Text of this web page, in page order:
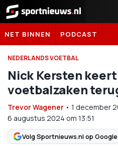
Sportnieuws.nl
NET BINNEN PODCAST
NEDERLANDS VOETBAL
Nick Kersten
voetbalzaken
Trevor Wagener • 1 december
6 augustus 2024 om 13:51
Volg Sportnieuws.nl op